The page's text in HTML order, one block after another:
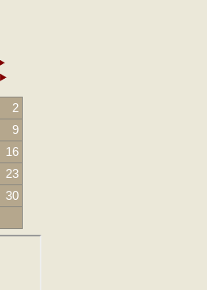
2
9
16
23
30